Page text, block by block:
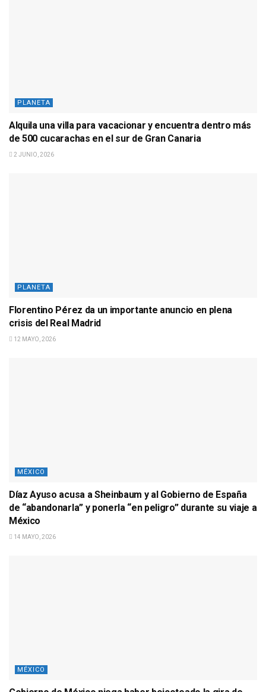
PLANETA
Alquila una villa para vacacionar y encuentra dentro más
de 500 cucarachas en el sur de Gran Canaria
2 JUNIO, 2026
PLANETA
Florentino Pérez da un importante anuncio en plena
crisis del Real Madrid
12 MAYO, 2026
MÉXICO
Díaz Ayuso acusa a Sheinbaum y al Gobierno de España
de “abandonarla” y ponerla “en peligro” durante su viaje a
México
14 MAYO, 2026
MÉXICO